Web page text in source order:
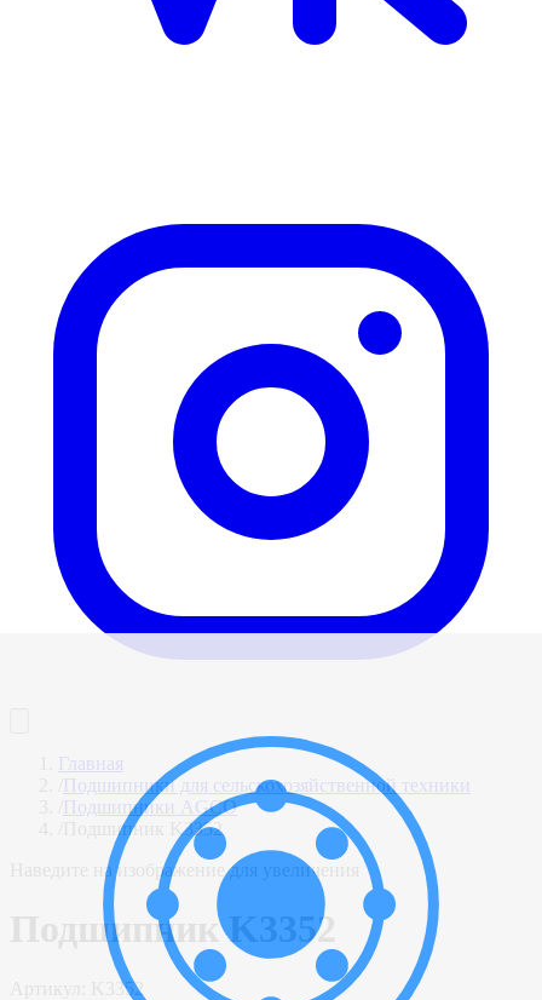
Главная
Подшипники для сельскохозяйственной техники
Подшипники AGCO
Подшипник K3352
Наведите на изображение для увеличения
Подшипник K3352
K3352